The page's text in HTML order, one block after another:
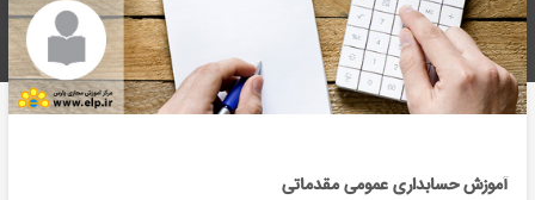
آموزش حسابداری عمومی مقدماتی